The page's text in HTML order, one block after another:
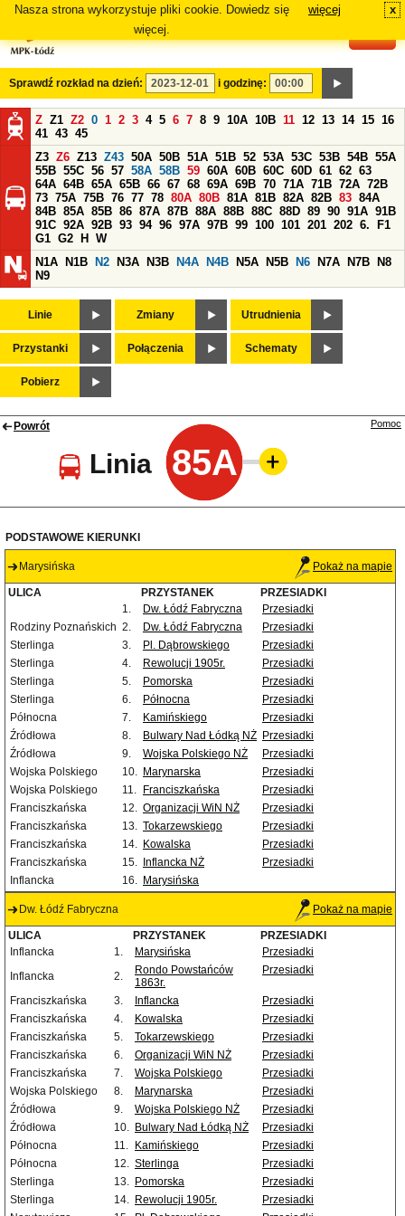
Nasza strona wykorzystuje pliki cookie. Dowiedz się
więcej.
więcej x
Sprawdź rozkład na dzień: i godzinę:
Z Z1 Z2 0 1 2 3 4 5 6 7 8 9 10A 10B 11 12 13 14 15 16
41 43 45
Z3 Z6 Z13 Z43 50A 50B 51A 51B 52 53A 53C 53B 54B 55A
55B 55C 56 57 58A 58B 59 60A 60B 60C 60D 61 62 63
64A 64B 65A 65B 66 67 68 69A 69B 70 71A 71B 72A 72B
73 75A 75B 76 77 78 80A 80B 81A 81B 82A 82B 83 84A
84B 85A 85B 86 87A 87B 88A 88B 88C 88D 89 90 91A 91B
91C 92A 92B 93 94 96 97A 97B 99 100 101 201 202 6.
F1
G1 G2 H
W
N1A
N1B N2 N3A N3B N4A N4B N5A N5B N6 N7A N7B
N8
N9
Linie Zmiany Utrudnienia
Przystanki Połączenia Schematy
Pobierz
Powrót
Linia 85A
Pomoc
PODSTAWOWE KIERUNKI
Marysińska Pokaż na mapie
ULICA PRZYSTANEK
PRZESIADKI
1.
Dw. Łódź Fabryczna
Przesiadki
Rodziny Poznańskich 2. Dw. Łódź Fabryczna
Przesiadki
Sterlinga
3. Pl. Dąbrowskiego
Przesiadki
Sterlinga
4. Rewolucji 1905r.
Przesiadki
Sterlinga
5. Pomorska
Przesiadki
Sterlinga
6. Północna
Przesiadki
Północna
7. Kamińskiego
Przesiadki
Źródłowa
8. Bulwary Nad Łódką NŻ Przesiadki
Źródłowa
9. Wojska Polskiego NŻ
Przesiadki
Wojska Polskiego
10. Marynarska
Przesiadki
Wojska Polskiego
11. Franciszkańska
Przesiadki
Franciszkańska
12. Organizacji WiN NŻ
Przesiadki
Franciszkańska
13. Tokarzewskiego
Przesiadki
Franciszkańska
14. Kowalska
Przesiadki
Franciszkańska
15. Inflancka NŻ
Przesiadki
Inflancka
16. Marysińska
Dw. Łódź Fabryczna Pokaż na mapie
ULICA PRZYSTANEK
PRZESIADKI
Inflancka
1. Marysińska
Przesiadki
Inflancka
2.
Rondo Powstańców
1863r.
Przesiadki
Franciszkańska 3. Inflancka
Przesiadki
Franciszkańska
4. Kowalska
Przesiadki
Franciszkańska
5. Tokarzewskiego
Przesiadki
Franciszkańska
6. Organizacji WiN NŻ
Przesiadki
Franciszkańska
7. Wojska Polskiego
Przesiadki
Wojska Polskiego
8. Marynarska
Przesiadki
Źródłowa
9. Wojska Polskiego NŻ
Przesiadki
Źródłowa
10. Bulwary Nad Łódką NŻ
Przesiadki
Północna
11. Kamińskiego
Przesiadki
Północna
12. Sterlinga
Przesiadki
Sterlinga
13. Pomorska
Przesiadki
Sterlinga
14. Rewolucji 1905r.
Przesiadki